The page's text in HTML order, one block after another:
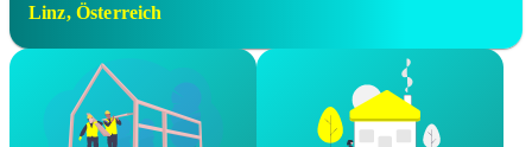
Linz, Österreich